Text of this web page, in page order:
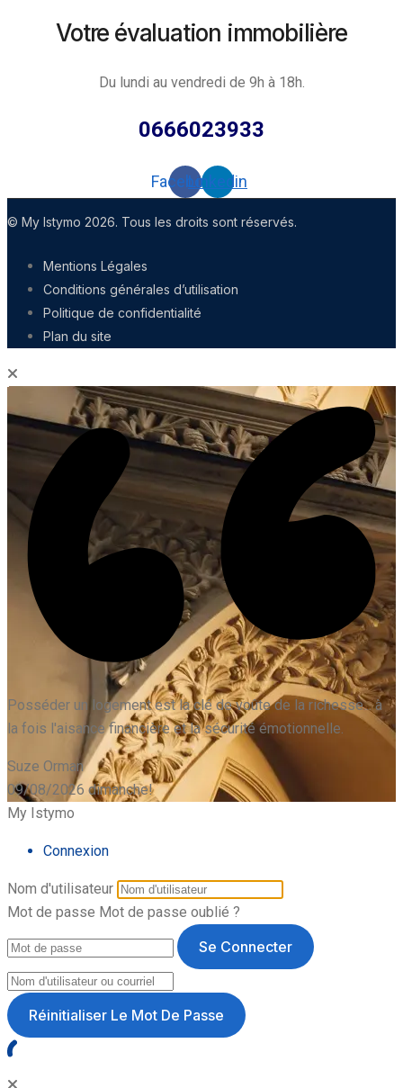
Votre évaluation immobilière
Du lundi au vendredi de 9h à 18h.
0666023933
Facebook
Linkedin
© My Istymo 2026. Tous les droits sont réservés.
Mentions Légales
Conditions générales d’utilisation
Politique de confidentialité
Plan du site
Posséder un logement est la clé de voûte de la richesse... à
la fois l'aisance financière et la sécurité émotionnelle.
Suze Orman
09/08/2026 dimanche!
My Istymo
Connexion
Nom d'utilisateur
Mot de passe Mot de passe oublié ?
Se Connecter
Réinitialiser Le Mot De Passe